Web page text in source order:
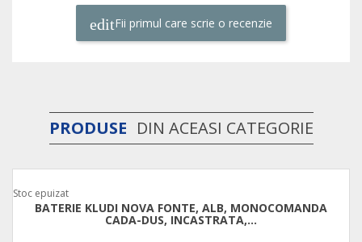
Fii primul care scrie o recenzie
PRODUSE DIN ACEASI CATEGORIE
Stoc epuizat
BATERIE KLUDI NOVA FONTE, ALB, MONOCOMANDA
CADA-DUS, INCASTRATA,...